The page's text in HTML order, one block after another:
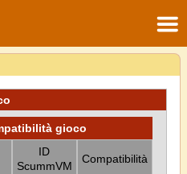
gioco
ID
ScummVM
Compatibilità